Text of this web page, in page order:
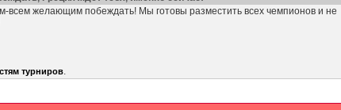
всем желающим побеждать! Мы готовы разместить всех чемпионов и не
турниров.